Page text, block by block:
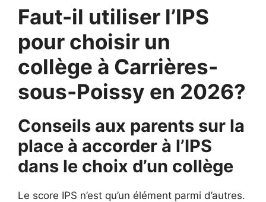
Faut-il utiliser l’IPS
pour choisir un
collège à Carrières-
sous-Poissy en 2026?
Conseils aux parents sur la
place à accorder à l’IPS
dans le choix d’un collège
Le score IPS n’est qu’un élément parmi d’autres.